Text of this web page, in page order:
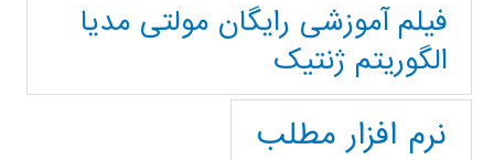
فیلم آموزشی رایگان مولتی مدیا
الگوریتم ژنتیک
نرم افزار مطلب